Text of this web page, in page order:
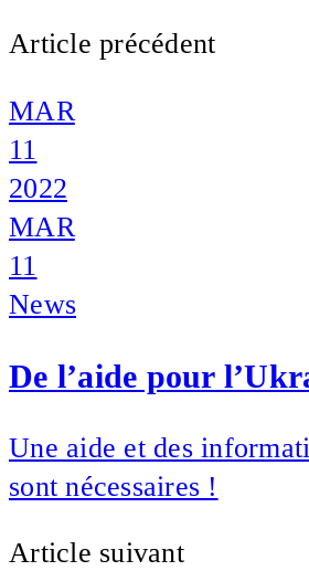
Article précédent
MAR
11
2022
MAR
11
News
De l’aide pour
Une aide et des
sont nécessaires !
Article suivant